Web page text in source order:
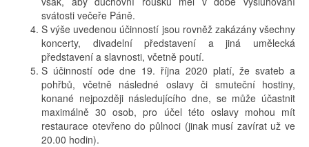
svátosti večeře Páně.
S výše uvedenou účinností jsou rovněž zakázány všechny
koncerty, divadelní představení a jiná umělecká
představení a slavnosti, včetně poutí.
S účinností ode dne 19. října 2020 platí, že svateb a
pohřbů, včetně následné oslavy či smuteční hostiny,
konané nejpozději následujícího dne, se může účastnit
maximálně 30 osob, pro účel této oslavy mohou mít
restaurace otevřeno do půlnoci (jinak musí zavírat už ve
20.00 hodin).